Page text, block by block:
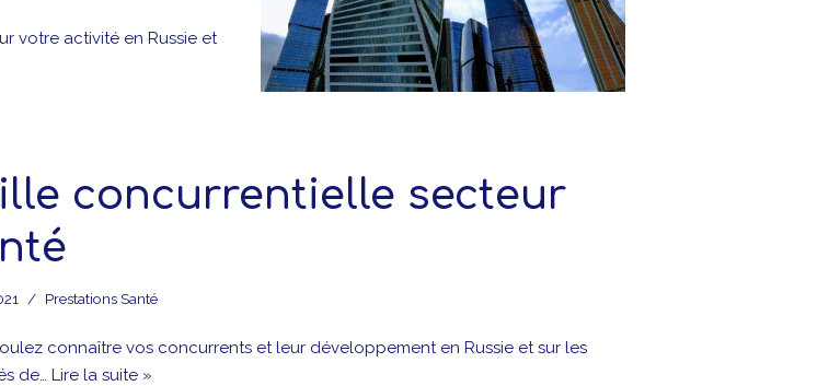
votre activité en Russie et
concurrentielle secteur
Prestations Santé
connaître vos concurrents et leur développement en Russie et sur les
de…Lire la suite »